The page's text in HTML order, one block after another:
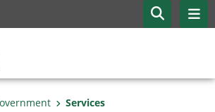
Services